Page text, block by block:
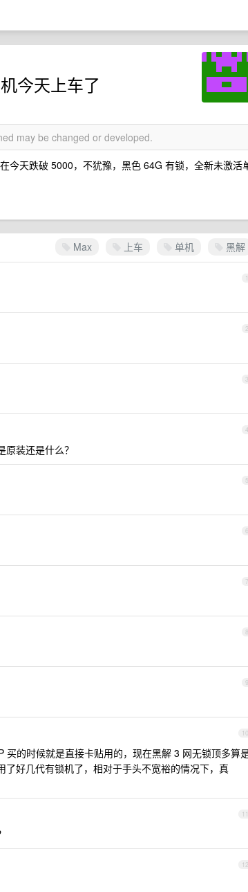
今天上车了
may be changed or developed.
今天跌破 5000，不犹豫，黑色 64G 有锁，全新未激活
Max 上车 单机 黑解
1
2
3
4
装还是什么？
5
6
7
8
9
10
的时候就是直接卡贴用的，现在黑解 3 网无锁顶多算
好几代有锁机了，相对于手头不宽裕的情况下，真
11
12